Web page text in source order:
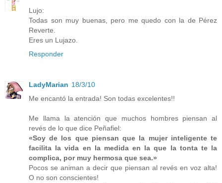
Lujo:
Todas son muy buenas, pero me quedo con la de Pérez
Reverte.
Eres un Lujazo.
Responder
LadyMarian 18/3/10
Me encantó la entrada! Son todas excelentes!!
Me llama la atención que muchos hombres piensan al
revés de lo que dice Peñafiel:
«Soy de los que piensan que la mujer inteligente te
facilita la vida en la medida en la que la tonta te la
complica, por muy hermosa que sea.»
Pocos se animan a decir que piensan al revés en voz alta!
O no son conscientes!